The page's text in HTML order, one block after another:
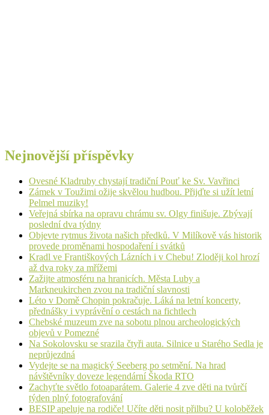
Nejnovější příspěvky
Ovesné Kladruby chystají tradiční Pouť ke Sv. Vavřinci
Zámek v Toužimi ožije skvělou hudbou. Přijďte si užít letní
Pelmel muziky!
Veřejná sbírka na opravu chrámu sv. Olgy finišuje. Zbývají
poslední dva týdny
Objevte rytmus života našich předků. V Milíkově vás historik
provede proměnami hospodaření i svátků
Kradl ve Františkových Lázních i v Chebu! Zloději kol hrozí
až dva roky za mřížemi
Zažijte atmosféru na hranicích. Města Luby a
Markneukirchen zvou na tradiční slavnosti
Léto v Domě Chopin pokračuje. Láká na letní koncerty,
přednášky i vyprávění o cestách na fichtlech
Chebské muzeum zve na sobotu plnou archeologických
objevů v Pomezné
Na Sokolovsku se srazila čtyři auta. Silnice u Starého Sedla je
neprůjezdná
Vydejte se na magický Seeberg po setmění. Na hrad
návštěvníky doveze legendární Škoda RTO
Zachyťte světlo fotoaparátem. Galerie 4 zve děti na tvůrčí
týden plný fotografování
BESIP apeluje na rodiče! Učíte děti nosit přilbu? U koloběžek